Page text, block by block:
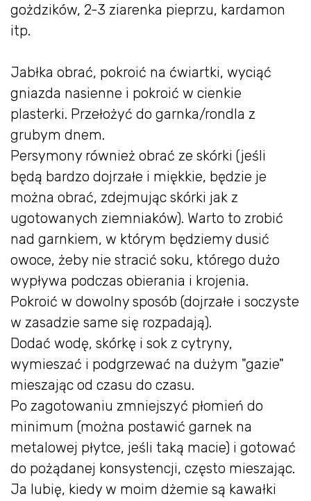
gożdzików, 2-3 ziarenka pieprzu, kardamon
itp.
Jabłka obrać, pokroić na ćwiartki, wyciąć
gniazda nasienne i pokroić w cienkie
plasterki. Przełożyć do garnka/rondla z
grubym dnem.
Persymony również obrać ze skórki (jeśli
będą bardzo dojrzałe i miękkie, będzie je
można obrać, zdejmując skórki jak z
ugotowanych ziemniaków). Warto to zrobić
nad garnkiem, w którym będziemy dusić
owoce, żeby nie stracić soku, którego dużo
wypływa podczas obierania i krojenia.
Pokroić w dowolny sposób (dojrzałe i soczyste
w zasadzie same się rozpadają).
Dodać wodę, skórkę i sok z cytryny,
wymieszać i podgrzewać na dużym "gazie"
mieszając od czasu do czasu.
Po zagotowaniu zmniejszyć płomień do
minimum (można postawić garnek na
metalowej płytce, jeśli taką macie) i gotować
do pożądanej konsystencji, często mieszając.
Ja lubię, kiedy w moim dżemie są kawałki